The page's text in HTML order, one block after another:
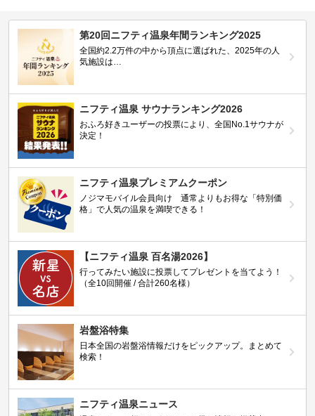
第20回ニフティ温泉年間ランキング2025
全国約2.2万件の中から頂点に選ばれた、2025年の人
気施設は…
ニフティ温泉 サウナランキング2026
おふろ好きユーザーの投票により、全国No.1サウナが
決定！
ニフティ温泉プレミアムクーポン
ノジマモバイル会員向け 通常よりもお得な「特別価
格」で人気の温泉を満喫できる！
【ニフティ温泉 百名湯2026】
行ってみたい施設に投票してプレゼントを当てよう！
（全10回開催 / 合計260名様）
岩盤浴特集
日本全国の岩盤浴情報だけをピックアップ。まとめて
検索！
ニフティ温泉ニュース